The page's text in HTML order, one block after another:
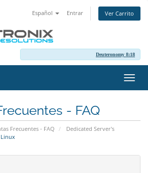
Español Entrar Ver Carrito
Deuteronomy 8:18
- FAQ
Frecuentes - FAQ
Dedicated Server's